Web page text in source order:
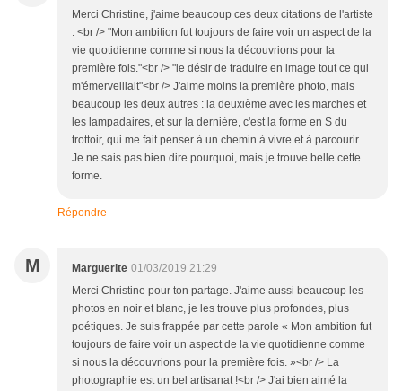
Merci Christine, j'aime beaucoup ces deux citations de l'artiste
: <br /> "Mon ambition fut toujours de faire voir un aspect de la
vie quotidienne comme si nous la découvrions pour la
première fois."<br /> "le désir de traduire en image tout ce qui
m'émerveillait"<br /> J'aime moins la première photo, mais
beaucoup les deux autres : la deuxième avec les marches et
les lampadaires, et sur la dernière, c'est la forme en S du
trottoir, qui me fait penser à un chemin à vivre et à parcourir.
Je ne sais pas bien dire pourquoi, mais je trouve belle cette
forme.
Répondre
M Marguerite 01/03/2019 21:29
Merci Christine pour ton partage. J'aime aussi beaucoup les
photos en noir et blanc, je les trouve plus profondes, plus
poétiques. Je suis frappée par cette parole « Mon ambition fut
toujours de faire voir un aspect de la vie quotidienne comme
si nous la découvrions pour la première fois. »<br /> La
photographie est un bel artisanat !<br /> J'ai bien aimé la